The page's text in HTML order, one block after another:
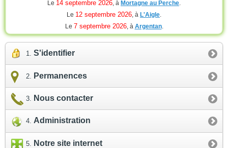
Le 14 septembre 2026, à Mortagne au Perche.
Le 12 septembre 2026, à L'Aigle.
Le 7 septembre 2026, à Argentan.
S'identifier
Permanences
Nous contacter
Administration
Notre site internet